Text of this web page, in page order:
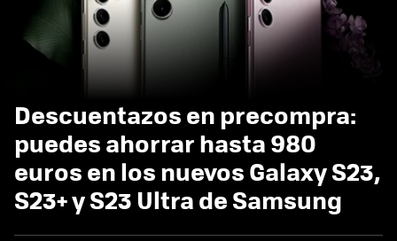
Descuentazos en precompra:
puedes ahorrar hasta 980
euros en los nuevos Galaxy S23,
S23+ y S23 Ultra de Samsung